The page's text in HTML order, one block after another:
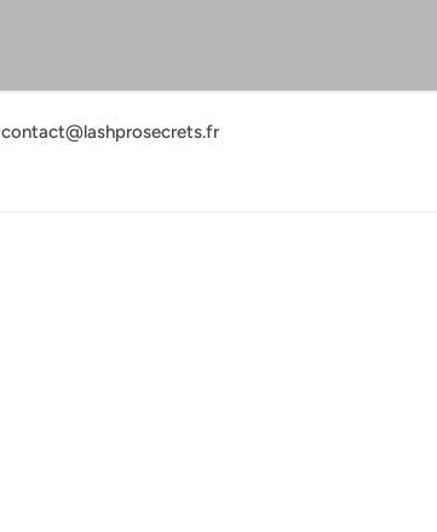
contact@lashprosecrets.fr